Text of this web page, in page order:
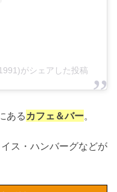
がシェアした投稿
ある カフェ＆バー。
ス・ハンバーグなどが